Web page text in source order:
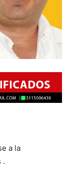
a la
.